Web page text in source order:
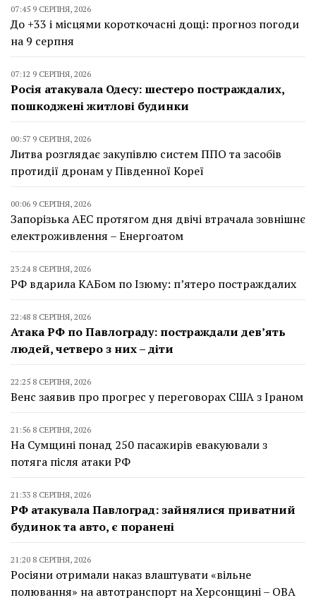
07:45 9 СЕРПНЯ, 2026
До +33 і місцями короткочасні дощі: прогноз погоди
на 9 серпня
07:12 9 СЕРПНЯ, 2026
Росія атакувала Одесу: шестеро постраждалих,
пошкоджені житлові будинки
00:57 9 СЕРПНЯ, 2026
Литва розглядає закупівлю систем ППО та засобів
протидії дронам у Південної Кореї
00:06 9 СЕРПНЯ, 2026
Запорізька АЕС протягом дня двічі втрачала зовнішнє
електроживлення – Енергоатом
23:24 8 СЕРПНЯ, 2026
РФ вдарила КАБом по Ізюму: п’ятеро постраждалих
22:48 8 СЕРПНЯ, 2026
Атака РФ по Павлограду: постраждали дев’ять
людей, четверо з них – діти
22:25 8 СЕРПНЯ, 2026
Венс заявив про прогрес у переговорах США з Іраном
21:56 8 СЕРПНЯ, 2026
На Сумщині понад 250 пасажирів евакуювали з
потяга після атаки РФ
21:33 8 СЕРПНЯ, 2026
РФ атакувала Павлоград: зайнялися приватний
будинок та авто, є поранені
21:20 8 СЕРПНЯ, 2026
Росіяни отримали наказ влаштувати «вільне
полювання» на автотранспорт на Херсонщині – ОВА